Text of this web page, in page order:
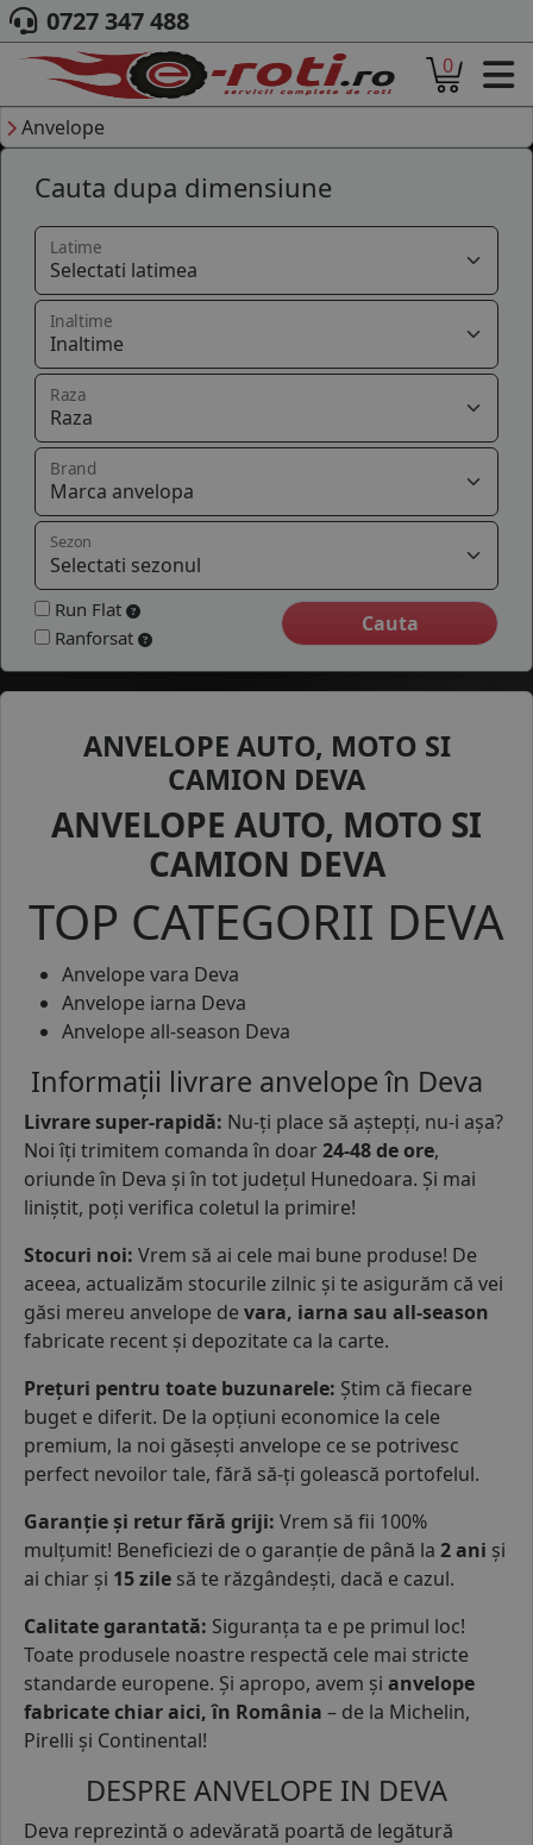
ACASA
ANVELOPE
AUTO
AGROINDUSTRIALE
CAUTARE DUPA
MARCA AUTO
B2B - COLABORARE COMPANII
CONT
CONTACT
COS (0 PRODUSE
0727 347 488
0
Anvelope
Cauta dupa dimensiune
Latime
Inaltime
Raza
Brand
Sezon
Run Flat
Ranforsat
ANVELOPE AUTO, MOTO SI
CAMION DEVA
ANVELOPE AUTO, MOTO SI
CAMION DEVA
TOP CATEGORII DEVA
Anvelope vara Deva
Anvelope iarna Deva
Anvelope all-season Deva
Informații livrare anvelope în Deva
Livrare super-rapidă: Nu-ți place să aștepți, nu-i așa?
Noi îți trimitem comanda în doar24-48 de ore,
oriunde în Deva și în tot județul Hunedoara. Și mai
liniștit, poți verifica coletul la primire!
Stocuri noi: Vrem să ai cele mai bune produse! De
aceea, actualizăm stocurile zilnic și te asigurăm că vei
găsi mereu anvelope de vara, iarna sau all-season
fabricate recent și depozitate ca la carte.
Prețuri pentru toate buzunarele: Știm că fiecare
buget e diferit. De la opțiuni economice la cele
premium, la noi găsești anvelope ce se potrivesc
perfect nevoilor tale, fără să-ți golească portofelul.
Garanție și retur fără griji: Vrem să fii 100%
mulțumit! Beneficiezi de o garanție de până la 2 ani și
ai chiar și 15 zile să te răzgândești, dacă e cazul.
Calitate garantată: Siguranța ta e pe primul loc!
Toate produsele noastre respectă cele mai stricte
standarde europene. Și apropo, avem și anvelope
fabricate chiar aici, în România – de la Michelin,
Pirelli și Continental!
DESPRE ANVELOPE IN DEVA
Deva reprezintă o adevărată poartă de legătură